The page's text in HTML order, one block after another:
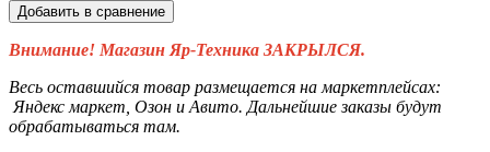
Добавить в сравнение
Внимание! Магазин Яр-Техника ЗАКРЫЛСЯ.
Весь оставшийся товар размещается на маркетплейсах:
Яндекс маркет, Озон и Авито. Дальнейшие заказы будут
обрабатываться там.